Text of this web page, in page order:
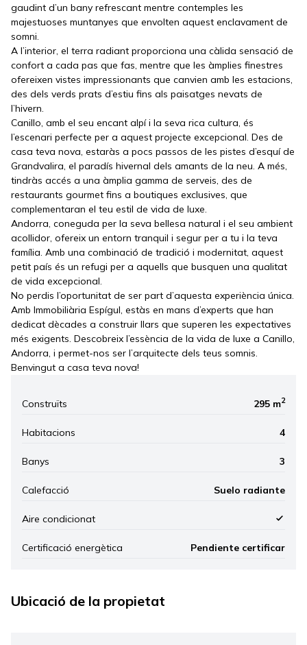
gaudint d’un bany refrescant mentre contemples les
majestuoses muntanyes que envolten aquest enclavament de
somni.
A l’interior, el terra radiant proporciona una càlida sensació de
confort a cada pas que fas, mentre que les àmplies finestres
ofereixen vistes impressionants que canvien amb les estacions,
des dels verds prats d’estiu fins als paisatges nevats de
l’hivern.
Canillo, amb el seu encant alpí i la seva rica cultura, és
l’escenari perfecte per a aquest projecte excepcional. Des de
casa teva nova, estaràs a pocs passos de les pistes d’esquí de
Grandvalira, el paradís hivernal dels amants de la neu. A més,
tindràs accés a una àmplia gamma de serveis, des de
restaurants gourmet fins a boutiques exclusives, que
complementaran el teu estil de vida de luxe.
Andorra, coneguda per la seva bellesa natural i el seu ambient
acollidor, ofereix un entorn tranquil i segur per a tu i la teva
família. Amb una combinació de tradició i modernitat, aquest
petit país és un refugi per a aquells que busquen una qualitat
de vida excepcional.
No perdis l’oportunitat de ser part d’aquesta experiència única.
Amb Immobiliària Espígul, estàs en mans d’experts que han
dedicat dècades a construir llars que superen les expectatives
més exigents. Descobreix l’essència de la vida de luxe a Canillo,
Andorra, i permet-nos ser l’arquitecte dels teus somnis.
Benvingut a casa teva nova!
Construïts 295 m2
Habitacions 4
Banys 3
Calefacció Suelo radiante
Aire condicionat
Certificació energètica Pendiente certificar
Ubicació de la propietat